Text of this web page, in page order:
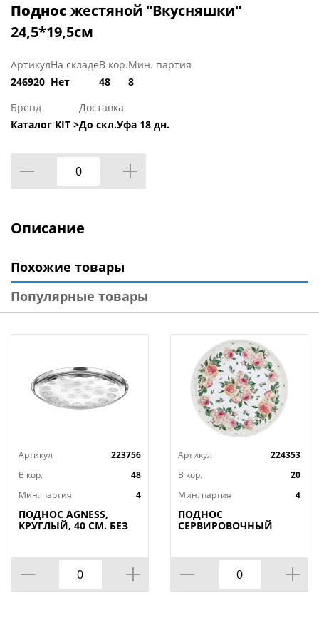
Поднос жестяной "Вкусняшки"
24,5*19,5см
Артикул
246920
На складе
Нет
В кор.
48
Мин. партия
8
Бренд
Каталог KIT >
Доставка
До скл.Уфа 18 дн.
Описание
Похожие товары
Популярные товары
Артикул
223756
В кор.
48
Мин. партия
4
ПОДНОС AGNESS,
КРУГЛЫЙ, 40 СМ. БЕЗ
Артикул
224353
В кор.
20
Мин. партия
4
ПОДНОС
СЕРВИРОВОЧНЫЙ